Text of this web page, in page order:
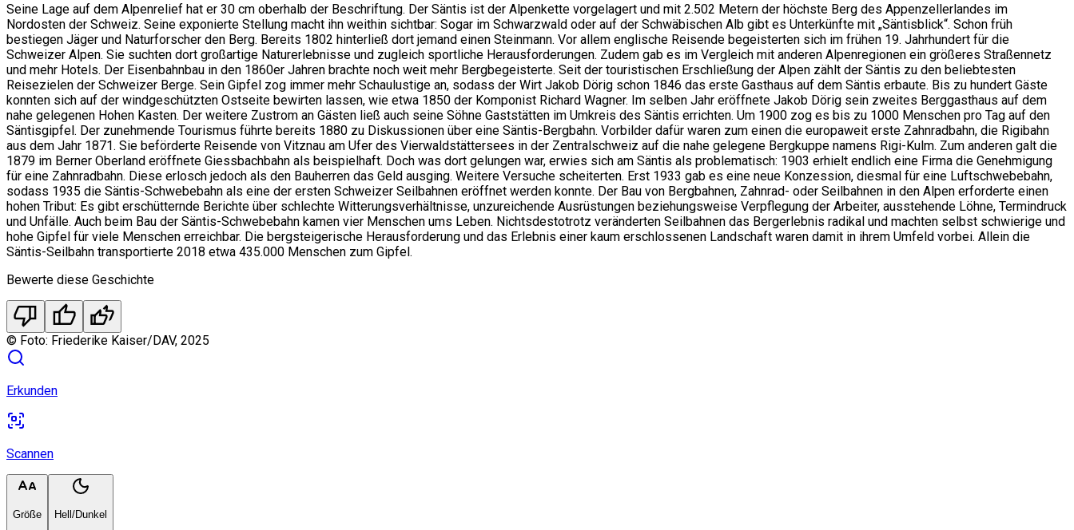
Seine Lage auf dem Alpenrelief hat er 30 cm oberhalb der Beschriftung. Der Säntis ist der Alpenkette vorgelagert und mit 2.502 Metern der höchste Berg des Appenzellerlandes im
Nordosten der Schweiz. Seine exponierte Stellung macht ihn weithin sichtbar: Sogar im Schwarzwald oder auf der Schwäbischen Alb gibt es Unterkünfte mit „Säntisblick“. Schon früh
bestiegen Jäger und Naturforscher den Berg. Bereits 1802 hinterließ dort jemand einen Steinmann. Vor allem englische Reisende begeisterten sich im frühen 19. Jahrhundert für die
Schweizer Alpen. Sie suchten dort großartige Naturerlebnisse und zugleich sportliche Herausforderungen. Zudem gab es im Vergleich mit anderen Alpenregionen ein größeres Straßennetz
und mehr Hotels. Der Eisenbahnbau in den 1860er Jahren brachte noch weit mehr Bergbegeisterte. Seit der touristischen Erschließung der Alpen zählt der Säntis zu den beliebtesten
Reisezielen der Schweizer Berge. Sein Gipfel zog immer mehr Schaulustige an, sodass der Wirt Jakob Dörig schon 1846 das erste Gasthaus auf dem Säntis erbaute. Bis zu hundert Gäste
konnten sich auf der windgeschützten Ostseite bewirten lassen, wie etwa 1850 der Komponist Richard Wagner. Im selben Jahr eröffnete Jakob Dörig sein zweites Berggasthaus auf dem
nahe gelegenen Hohen Kasten. Der weitere Zustrom an Gästen ließ auch seine Söhne Gaststätten im Umkreis des Säntis errichten. Um 1900 zog es bis zu 1000 Menschen pro Tag auf den
Säntisgipfel. Der zunehmende Tourismus führte bereits 1880 zu Diskussionen über eine Säntis-Bergbahn. Vorbilder dafür waren zum einen die europaweit erste Zahnradbahn, die Rigibahn
aus dem Jahr 1871. Sie beförderte Reisende von Vitznau am Ufer des Vierwaldstättersees in der Zentralschweiz auf die nahe gelegene Bergkuppe namens Rigi-Kulm. Zum anderen galt die
1879 im Berner Oberland eröffnete Giessbachbahn als beispielhaft. Doch was dort gelungen war, erwies sich am Säntis als problematisch: 1903 erhielt endlich eine Firma die Genehmigung
für eine Zahnradbahn. Diese erlosch jedoch als den Bauherren das Geld ausging. Weitere Versuche scheiterten. Erst 1933 gab es eine neue Konzession, diesmal für eine Luftschwebebahn,
sodass 1935 die Säntis-Schwebebahn als eine der ersten Schweizer Seilbahnen eröffnet werden konnte. Der Bau von Bergbahnen, Zahnrad- oder Seilbahnen in den Alpen erforderte einen
hohen Tribut: Es gibt erschütternde Berichte über schlechte Witterungsverhältnisse, unzureichende Ausrüstungen beziehungsweise Verpflegung der Arbeiter, ausstehende Löhne, Termindruck
und Unfälle. Auch beim Bau der Säntis-Schwebebahn kamen vier Menschen ums Leben. Nichtsdestotrotz veränderten Seilbahnen das Bergerlebnis radikal und machten selbst schwierige und
hohe Gipfel für viele Menschen erreichbar. Die bergsteigerische Herausforderung und das Erlebnis einer kaum erschlossenen Landschaft waren damit in ihrem Umfeld vorbei. Allein die
Säntis-Seilbahn transportierte 2018 etwa 435.000 Menschen zum Gipfel.
Bewerte diese Geschichte
thumb_down thumb_up thumbs_up_double
© Foto: Friederike Kaiser/DAV, 2025
Erkunden
Scannen
Größe Hell/Dunkel